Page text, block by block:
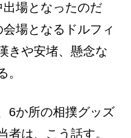
場となったのだ
場となるドルフィ
きや安堵、懸念な
。
6か所の相撲グッズ
者は、こう話す。